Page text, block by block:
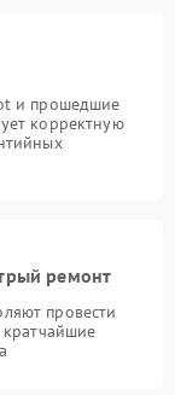
и прошедшие
корректную
ремонт
провести
кратчайшие